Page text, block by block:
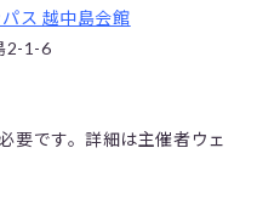
ス 越中島会館
2-1-6
要です。詳細は主催者ウェ